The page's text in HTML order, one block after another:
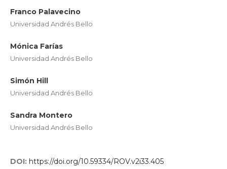
Franco Palavecino
Universidad Andrés Bello
Mónica Farías
Universidad Andrés Bello
Simón Hill
Universidad Andrés Bello
Sandra Montero
Universidad Andrés Bello
DOI: https://doi.org/10.59334/ROV.v2i33.405